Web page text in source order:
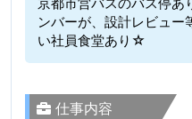
ンバーが、設計レビュー
い社員食堂あり☆
仕事内容